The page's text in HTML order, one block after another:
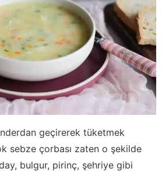
geçirerek tüketmek
sebze çorbası zaten o şekilde
bulgur, pirinç, şehriye gibi